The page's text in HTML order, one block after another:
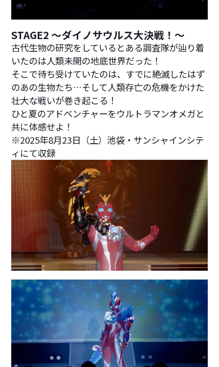
STAGE2 ～ダイノサウルス大決戦！～
古代生物の研究をしているとある調査隊が辿り着
いたのは人類未開の地底世界だった！
そこで待ち受けていたのは、すでに絶滅したはず
のあの生物たち…そして人類存亡の危機をかけた
壮大な戦いが巻き起こる！
ひと夏のアドベンチャーをウルトラマンオメガと
共に体感せよ！
※2025年8月23日（土）池袋・サンシャインシテ
ィにて収録